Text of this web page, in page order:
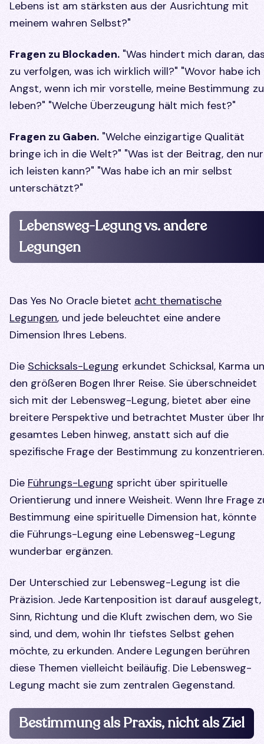
Lebens ist am stärksten aus der Ausrichtung mit
meinem wahren Selbst?"
Fragen zu Blockaden. "Was hindert mich daran,
zu verfolgen, was ich wirklich will?" "Wovor habe ich
Angst, wenn ich mir vorstelle, meine Bestimmung zu
leben?" "Welche Überzeugung hält mich fest?"
Fragen zu Gaben. "Welche einzigartige Qualität
bringe ich in die Welt?" "Was ist der Beitrag, den nur
ich leisten kann?" "Was habe ich an mir selbst
unterschätzt?"
Lebensweg-Legung vs. andere
Legungen
Das Yes No Oracle bietet acht thematische
Legungen, und jede beleuchtet eine andere
Dimension Ihres Lebens.
Die Schicksals-Legung erkundet Schicksal, Karma
den größeren Bogen Ihrer Reise. Sie überschneidet
sich mit der Lebensweg-Legung, bietet aber eine
breitere Perspektive und betrachtet Muster über
gesamtes Leben hinweg, anstatt sich auf die
spezifische Frage der Bestimmung zu konzentrieren.
Die Führungs-Legung spricht über spirituelle
Orientierung und innere Weisheit. Wenn Ihre Frage
Bestimmung eine spirituelle Dimension hat, könnte
die Führungs-Legung eine Lebensweg-Legung
wunderbar ergänzen.
Der Unterschied zur Lebensweg-Legung ist die
Präzision. Jede Kartenposition ist darauf ausgelegt,
Sinn, Richtung und die Kluft zwischen dem, wo Sie
sind, und dem, wohin Ihr tiefstes Selbst gehen
möchte, zu erkunden. Andere Legungen berühren
diese Themen vielleicht beiläufig. Die Lebensweg-
Legung macht sie zum zentralen Gegenstand.
Bestimmung als Praxis, nicht als Ziel